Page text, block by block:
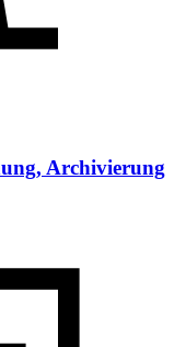
Archivierung